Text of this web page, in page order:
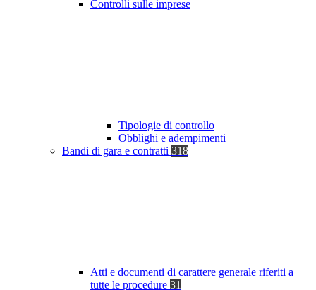
Controlli sulle imprese
Tipologie di controllo
Obblighi e adempimenti
Bandi di gara e contratti 318
Atti e documenti di carattere generale riferiti a
tutte le procedure 31